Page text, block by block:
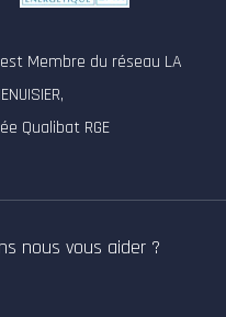
est Membre du réseau LA
Qualibat RGE
nous vous aider ?